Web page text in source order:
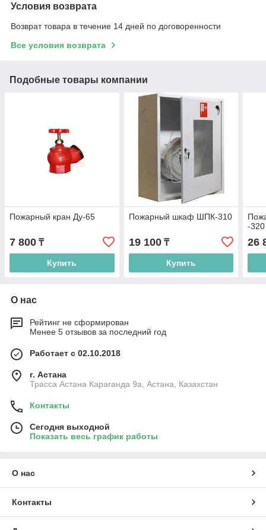
Условия возврата
Возврат товара в течение 14 дней по договоренности
Все условия возврата
Подобные товары компании
Пожарный кран Ду-65
7 800 ₸
Купить
Пожарный шкаф ШПК-310
19 100₸
Купить
-320
26
О нас
Рейтинг не сформирован
Менее 5 отзывов за последний год
Работает с 02.10.2018
г. Астана
Трасса Астана Караганда 9а, Астана, Казахстан
Контакты
Сегодня выходной
Показать весь график работы
О нас
Контакты